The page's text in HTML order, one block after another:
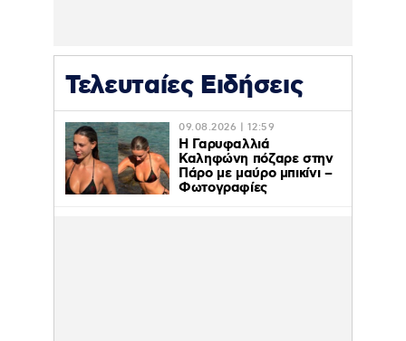
Τελευταίες Ειδήσεις
09.08.2026 | 12:59
Η Γαρυφαλλιά
Καληφώνη πόζαρε στην
Πάρο με μαύρο μπικίνι –
Φωτογραφίες